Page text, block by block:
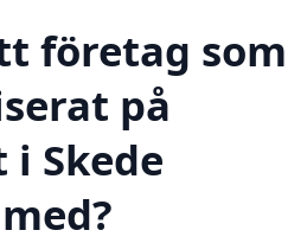
företag som
på
Skede